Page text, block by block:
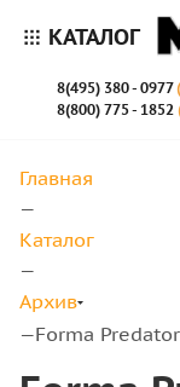
КАТАЛОГ
8(495) 380 - 0977
8(800) 775 - 1852
Главная
—
Каталог
—
Архив
—Forma